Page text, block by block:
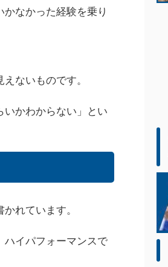
なかった経験を乗り
えないものです。
いかわからない」とい
れています。
ハイパフォーマンスで